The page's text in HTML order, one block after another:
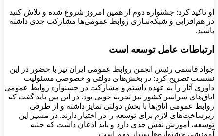
او تاکید کرد: جشنواره دوم از همین امروز شروع شده و تلاش کنید
در هم‌افزایی و شبکه‌سازی روابط عمومی‌ها مشارکت جدی داشته
باشید.
ارتباطات عامل توسعه است
جواد قاسمی رئیس انجمن روابط عمومی‌ ایران نیز با حضور در این
نشست تصریح کرد: در بخش‌های دولتی و خصوصی مسئولیت
داوری آثار را به عهده داشتم و مشارکت در جشنواره روابط عمومی
اتاق‌های سراسر کشور نیز تجربه خوبی بود. در این بین باید گفت که
روابط عمومی اتاق‌ها با بخش دولتی تمایز داشته و از طرفی
زیرساخت‌های لازم برای توسعه را در اختیار دارند. در مسیر این
توسعه، آموزش نقش جدی دارد و باید اذعان داشت که جنبه
آموزشی جشنواره‌ها بسیار مهم است.